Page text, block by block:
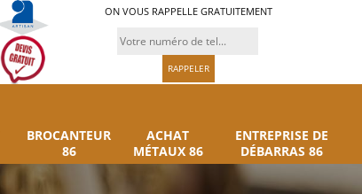
ON VOUS RAPPELLE GRATUITEMENT
BROCANTEUR
86
ACHAT
MÉTAUX 86
ENTREPRISE DE
DÉBARRAS 86